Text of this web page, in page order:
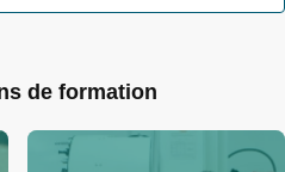
de formation